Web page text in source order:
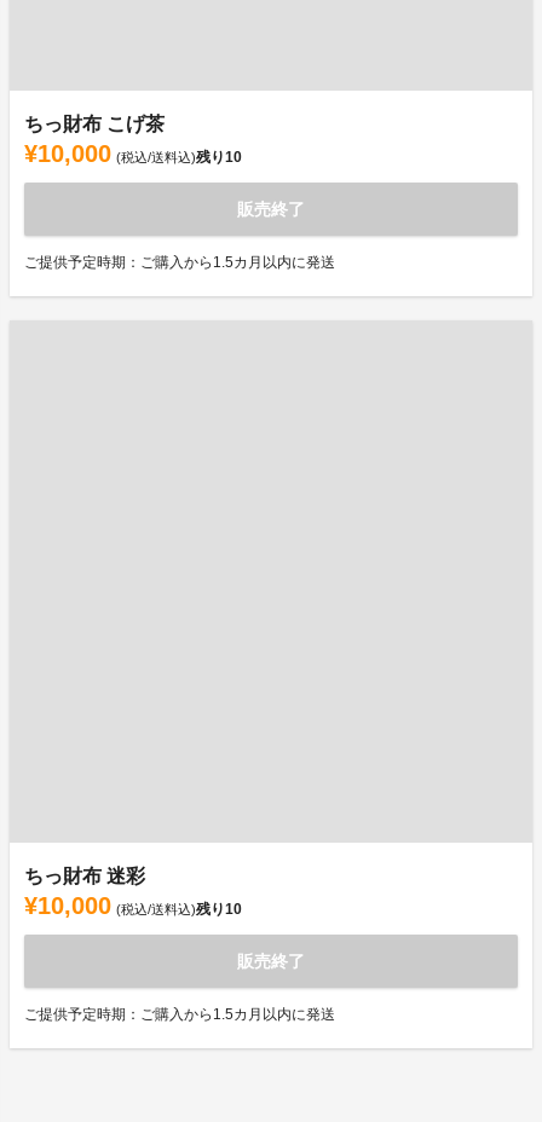
ちっ財布 こげ茶
¥10,000 (税込/送料込)残り10
販売終了
ご提供予定時期：ご購入から1.5カ月以内に発送
ちっ財布 迷彩
¥10,000 (税込/送料込)残り10
販売終了
ご提供予定時期：ご購入から1.5カ月以内に発送